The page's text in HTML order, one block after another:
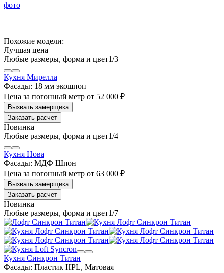
Похожие модели:
Лучшая цена
1/3
Кухня Мирелла
Фасады: 18 мм экошпоп
Цена за погонный метр от 52 000 ₽
Заказать расчет
1/4
Кухня Нова
Фасады: МДФ Шпон
Цена за погонный метр от 63 000 ₽
Заказать расчет
1/7
Кухня Синкрон Титан
Фасады: Пластик HPL, Матовая